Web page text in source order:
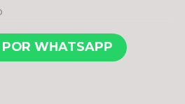
POR WHATSAPP